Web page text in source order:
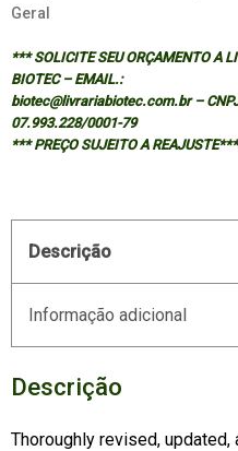
Geral
*** SOLICITE SEU ORÇAMENTO A
BIOTEC – EMAIL.:
biotec@livrariabiotec.com.br –
07.993.228/0001-79
*** PREÇO SUJEITO A REAJUSTE***
Descrição
Informação adicional
Descrição
Thoroughly revised, updated,